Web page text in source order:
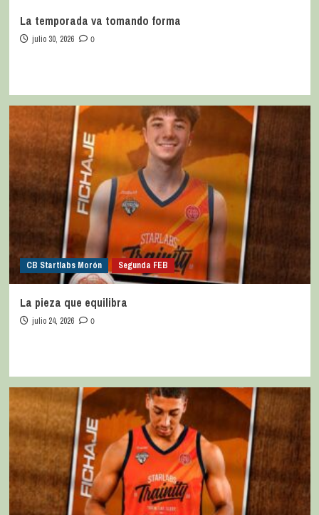
La temporada va tomando forma
julio 30, 2026 0
CB Startlabs Morón Segunda FEB
La pieza que equilibra
julio 24, 2026 0